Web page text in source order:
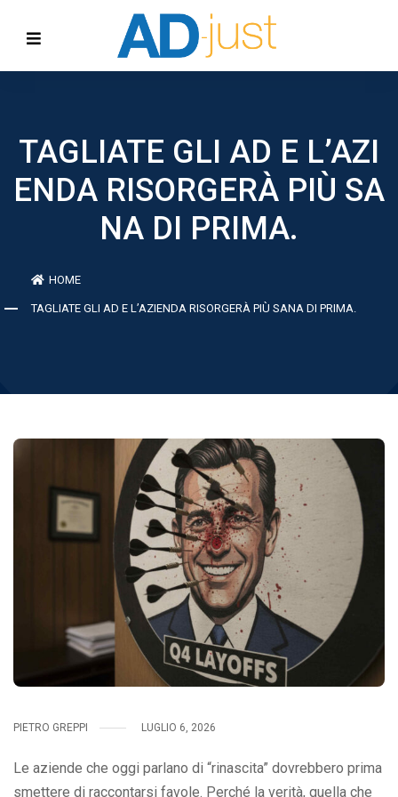
TAGLIATE GLI AD E L’AZI
ENDA RISORGERÀ PIÙ SA
NA DI PRIMA.
HOME
TAGLIATE GLI AD E L’AZIENDA RISORGERÀ PIÙ SANA DI PRIMA.
PIETRO GREPPI LUGLIO 6, 2026
Le aziende che oggi parlano di “rinascita” dovrebbero prima
smettere di raccontarsi favole. Perché la verità, quella che